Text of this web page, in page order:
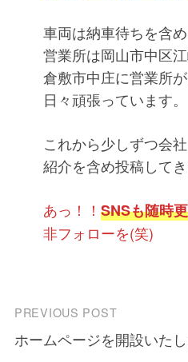
車両は納車待ちを含め
営業所は岡山市中区江
倉敷市中庄に営業所
日々頑張っています。
これから少しずつ会
紹介を含め投稿してき
あっ！！ SNSも随時
非フォローを(笑)
Post
navigation
PREVIOUS POST
ホームページを開設いた